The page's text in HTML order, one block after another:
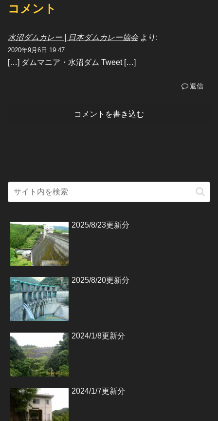
コメント
水沼ダムカレー | 日本ダムカレー協会 より:
2020年9月6日 19:47
[…] ダムマニア・水沼ダム Tweet […]
返信
コメントを書き込む
2025/8/23更新分
2025/8/20更新分
2024/1/8更新分
2024/1/7更新分